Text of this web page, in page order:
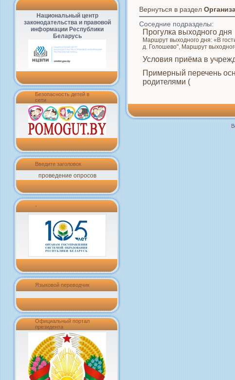
Национальный центр
законодательства и правовой
информации Республики
Беларусь
Безопасность детей в
сети
Введите заголовок
проведение опросов
-
Языковой переводчик
Официальный портал
президента
Вернуться в раздел
Соседние подразделы:
Прогулка выходного дня
Маршрут выходного дня: «В
д. Голошево", Маршрут
Условия приёма в
Примерный перечень
родителями (